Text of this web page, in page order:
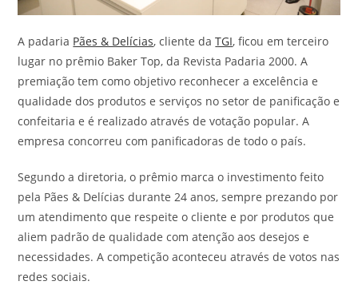
A padaria Pães & Delícias, cliente daTGI, ficou em terceiro
lugar no prêmio Baker Top, da Revista Padaria 2000. A
premiação tem como objetivo reconhecer a excelência e
qualidade dos produtos e serviços no setor de panificação e
confeitaria e é realizado através de votação popular. A
empresa concorreu com panificadoras de todo o país.
Segundo a diretoria, o prêmio marca o investimento feito
pela Pães & Delícias durante 24 anos, sempre prezando por
um atendimento que respeite o cliente e por produtos que
aliem padrão de qualidade com atenção aos desejos e
necessidades. A competição aconteceu através de votos nas
redes sociais.